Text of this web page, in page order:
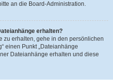
an die Board-Administration.
erhalten?
zu erhalten, gehe in den persönlichen
einen Punkt „Dateianhänge
Dateianhänge erhalten und diese